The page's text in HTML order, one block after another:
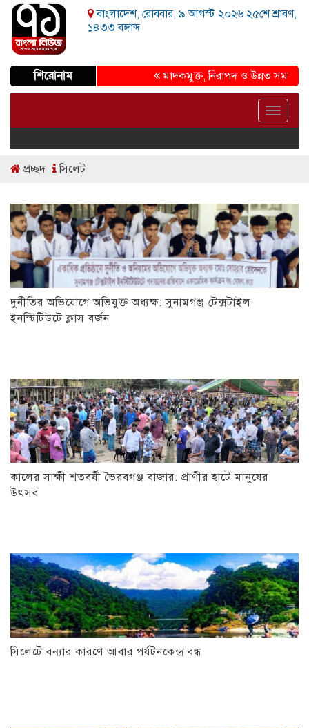
বাংলাদেশ, রোববার, ৯ আগস্ট ২০২৬ ২৫শে শ্রাবণ,
১৪৩৩ বঙ্গাব্দ
শিরোনাম মাদকমুক্ত, নিরাপদ ও উন্নত সমাজ গড়ার
Toggle
প্রচ্ছদ সিলেট
দুর্নীতির অভিযোগে অভিযুক্ত অধ্যক্ষ: সুনামগঞ্জ টেক্সটাইল
ইনস্টিটিউটে ক্লাস বর্জন
কালের সাক্ষী শতবর্ষী ভৈরবগঞ্জ বাজার: প্রাণীর হাটে মানুষের
উৎসব
সিলেটে বন্যার কারণে আবার পর্যটনকেন্দ্র বন্ধ